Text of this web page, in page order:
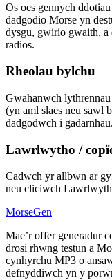
Os oes gennych
dadgodio Morse yn
dysgu, gwirio gwaith, a
radios.
Rheolau bylchu
Gwahanwch
(yn aml slaes neu sawl
dadgodwch i gadarnhau.
Lawrlwytho /
Cadwch yr allbwn ar
neu cliciwch
MorseGen
Mae’r offer generadur
drosi rhwng testun a
cynhyrchu MP3 o
defnyddiwch yn y